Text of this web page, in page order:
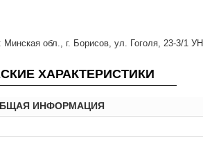
обл., г. Борисов, ул. Гоголя, 23-3/1
ХАРАКТЕРИСТИКИ
ИНФОРМАЦИЯ